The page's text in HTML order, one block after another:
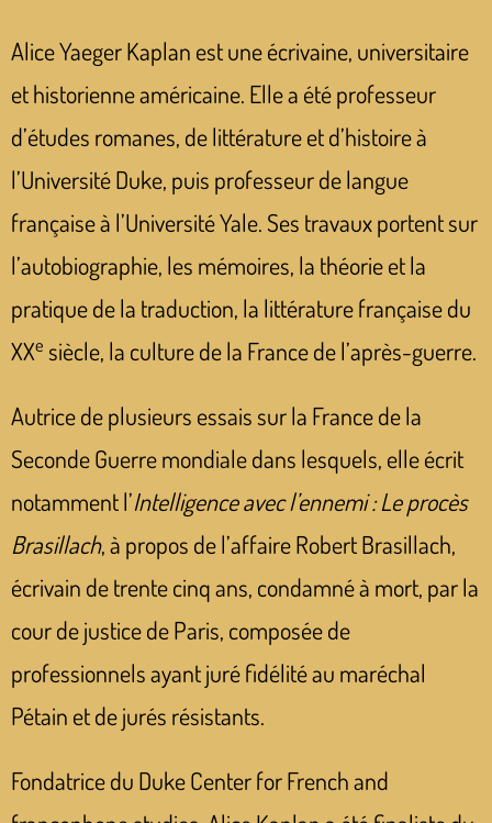
Alice Yaeger Kaplan est une écrivaine, universitaire
et historienne américaine. Elle a été professeur
d’études romanes, de littérature et d’histoire à
l’Université Duke, puis professeur de langue
française à l’Université Yale. Ses travaux portent sur
l’autobiographie, les mémoires, la théorie et la
pratique de la traduction, la littérature française du
XXe siècle, la culture de la France de l’après-guerre.
Autrice de plusieurs essais sur la France de la
Seconde Guerre mondiale dans lesquels, elle écrit
notamment l’Intelligence avec l’ennemi : Le procès
Brasillach, à propos de l’affaire Robert Brasillach,
écrivain de trente cinq ans, condamné à mort, par la
cour de justice de Paris, composée de
professionnels ayant juré fidélité au maréchal
Pétain et de jurés résistants.
Fondatrice du Duke Center for French and